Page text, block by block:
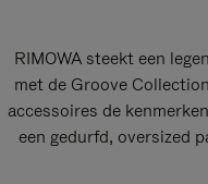
RIMOWA steekt een
met de Groove
accessoires de
een gedurfd, oversized